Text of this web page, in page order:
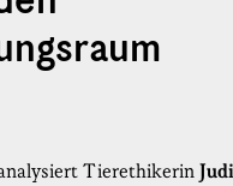
Tierethikerin